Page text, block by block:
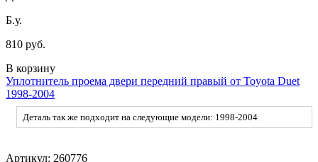
Б.у.
810 руб.
В корзину
Уплотнитель проема двери передний правый от Toyota Duet
1998-2004
Деталь так же подходит на следующие модели: 1998-2004
Артикул: 260776